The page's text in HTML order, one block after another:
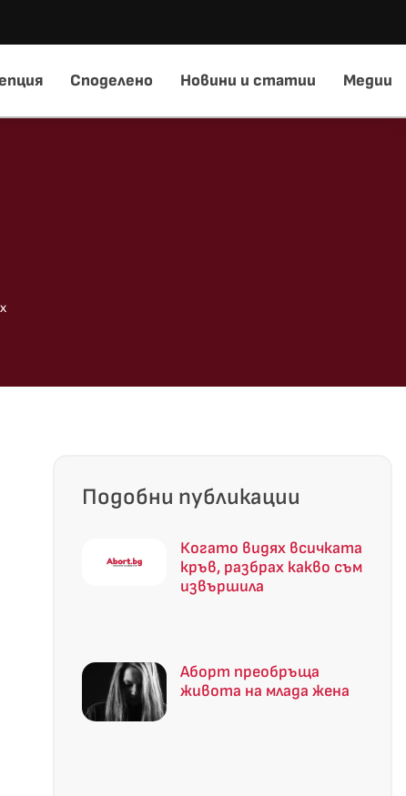
Споделено Новини и статии Медии
Подобни публикации
Когато видях всичката
кръв, разбрах какво съм
извършила
Аборт преобръща
живота на млада жена